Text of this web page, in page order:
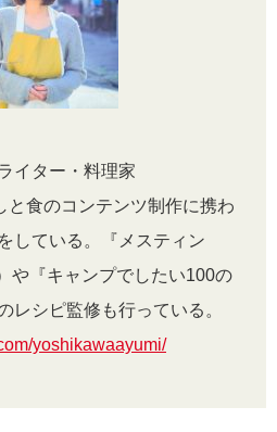
イター・料理家
と食のコンテンツ制作に携わ
している。『メスティン
や『キャンプでしたい100の
レシピ監修も行っている。
yoshikawaayumi/